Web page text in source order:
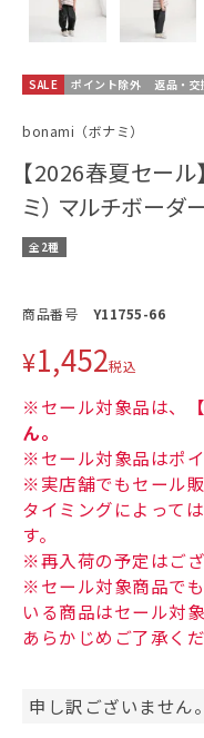
SALE ポイント除外 返品・交
bonami（ボナミ）
【2026春夏セール
ミ） マルチボーダ
全2種
商品番号 Y11755-66
¥1,452税込
※セール対象品は、
ん。
※セール対象品はポイ
※実店舗でもセール
タイミングによって
す。
※再入荷の予定はござ
※セール対象商品で
いる商品はセール対象
あらかじめご了承くだ
申し訳ございません